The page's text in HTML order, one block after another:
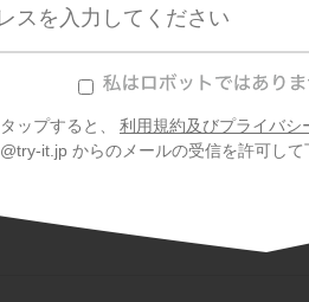
ップすると、 利用規約及びプライバシ
it.jp からのメールの受信を許可し